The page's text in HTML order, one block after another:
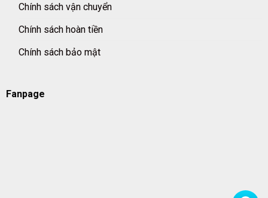
Chính sách vận chuyển
Chính sách hoàn tiền
Chính sách bảo mật
Fanpage